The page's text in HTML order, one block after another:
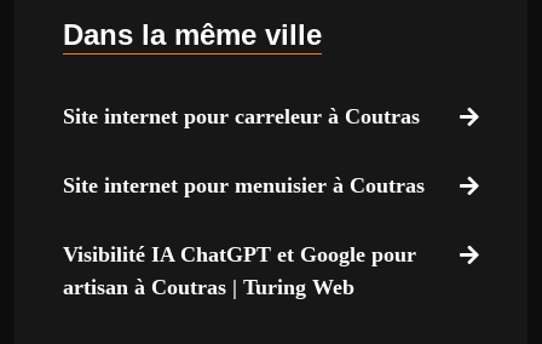
Dans la même ville
Site internet pour carreleur à Coutras
Site internet pour menuisier à Coutras
Visibilité IA ChatGPT et Google pour
artisan à Coutras | Turing Web